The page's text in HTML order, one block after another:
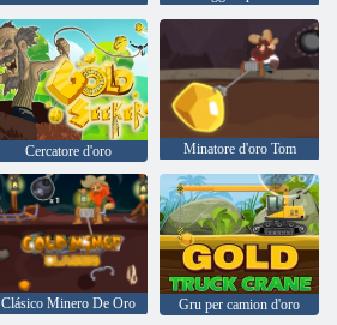
Cercatore d'oro Minatore d'oro Tom
Clásico Minero De Oro Gru per camion d'oro